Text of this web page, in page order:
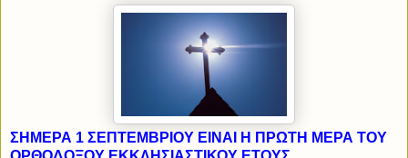
ΣΗΜΕΡΑ 1 ΣΕΠΤΕΜΒΡΙΟΥ ΕΙΝΑΙ Η ΠΡΩΤΗ ΜΕΡΑ ΤΟΥ